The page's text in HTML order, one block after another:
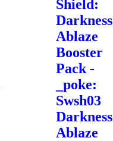
Shield:
Darkness
Ablaze
Booster
Pack -
_poke:
Swsh03
Darkness
Ablaze